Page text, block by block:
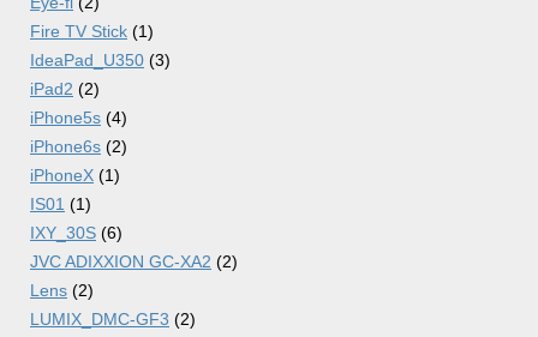
Fire TV Stick (1)
IdeaPad_U350 (3)
iPad2 (2)
iPhone5s (4)
iPhone6s (2)
iPhoneX (1)
IS01 (1)
IXY_30S (6)
JVC ADIXXION GC-XA2 (2)
Lens (2)
LUMIX_DMC-GF3 (2)